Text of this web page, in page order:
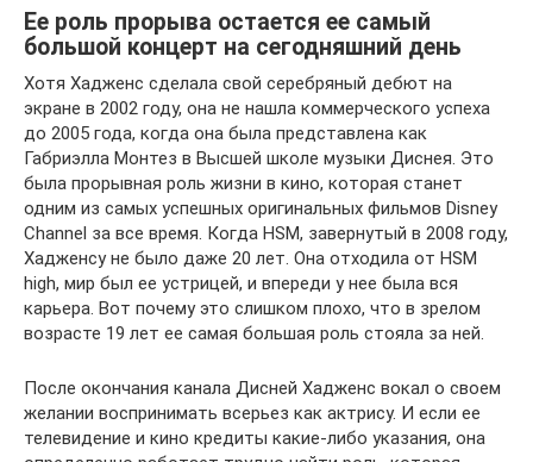
Ее роль прорыва остается ее самый
большой концерт на сегодняшний день
Хотя Хадженс сделала свой серебряный дебют на
экране в 2002 году, она не нашла коммерческого успеха
до 2005 года, когда она была представлена ​​как
Габриэлла Монтез в Высшей школе музыки Диснея. Это
была прорывная роль жизни в кино, которая станет
одним из самых успешных оригинальных фильмов Disney
Channel за все время. Когда HSM, завернутый в 2008 году,
Хадженсу не было даже 20 лет. Она отходила от HSM
high, мир был ее устрицей, и впереди у нее была вся
карьера. Вот почему это слишком плохо, что в зрелом
возрасте 19 лет ее самая большая роль стояла за ней.
После окончания канала Дисней Хадженс вокал о своем
желании воспринимать всерьез как актрису. И если ее
телевидение и кино кредиты какие-либо указания, она